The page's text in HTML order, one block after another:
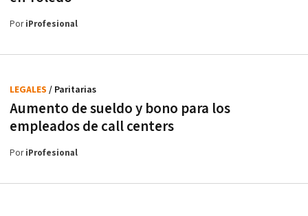
PoriProfesional
Aumento de sueldo y bono para los
empleados de call centers
LEGALES / Paritarias
PoriProfesional